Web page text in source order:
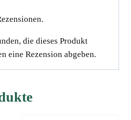
die dieses Produkt
eine Rezension abgeben.